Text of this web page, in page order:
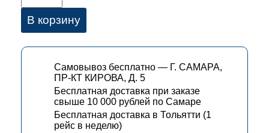
В корзину
Самовывоз бесплатно — Г. САМАРА,
ПР-КТ КИРОВА, Д. 5
Бесплатная доставка при заказе
свыше 10 000 рублей по Самаре
Бесплатная доставка в Тольятти (1
рейс в неделю)